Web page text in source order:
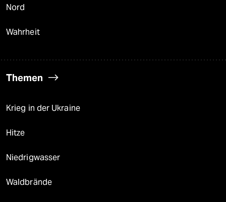
Nord
Wahrheit
Themen
Krieg in der Ukraine
Hitze
Niedrigwasser
Waldbrände